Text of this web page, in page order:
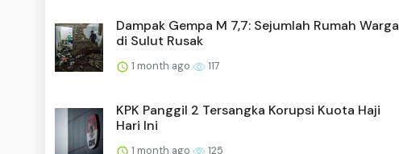
Dampak Gempa M 7,7: Sejumlah Rumah Warga
di Sulut Rusak
1 month ago 117
KPK Panggil 2 Tersangka Korupsi Kuota Haji
Hari Ini
1 month ago 125